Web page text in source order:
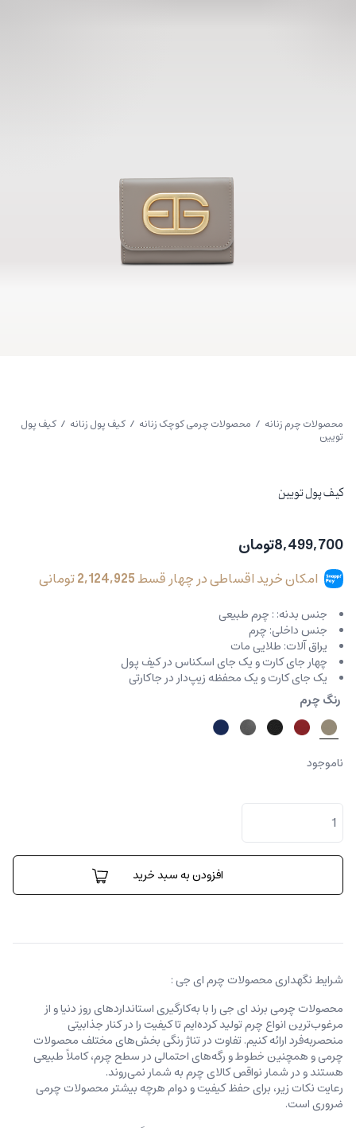
محصولات چرم زنانه / محصولات چرمی کوچک زنانه / کیف پول زنانه / کیف پول
تویین
کیف پول تویین
8,499,700تومان
امکان خرید اقساطی در چهار قسط2,124,925تومانی
جنس بدنه: : چرم طبیعی
جنس داخلی: چرم
یراق آلات: طلایی مات
چهار جای کارت و یک جای اسکناس در کیف پول
یک جای کارت و یک محفظه زیپ‌دار در جاکارتی
رنگ چرم
ناموجود
کیف
پول
تویین
عدد
افزودن به سبد خرید
شرایط نگهداری محصولات چرم ای جی :
محصولات چرمی برند ای جی را با به‌کارگیری استانداردهای روز دنیا و از
مرغوب‌ترین انواع چرم تولید کرده‌ایم تا کیفیت را در کنار جذابیتی
منحصربه‌فرد ارائه کنیم. تفاوت در تناژ رنگی بخش‌های مختلف محصولات
چرمی و همچنین خطوط و رگه‌‌های احتمالی در سطح چرم، کاملاً طبیعی
هستند و در شمار نواقص کالای چرم به شمار نمی‌روند.
رعایت نکات زیر، برای حفظ کیفیت و دوام هرچه بیشتر محصولات چرمی
ضروری است.